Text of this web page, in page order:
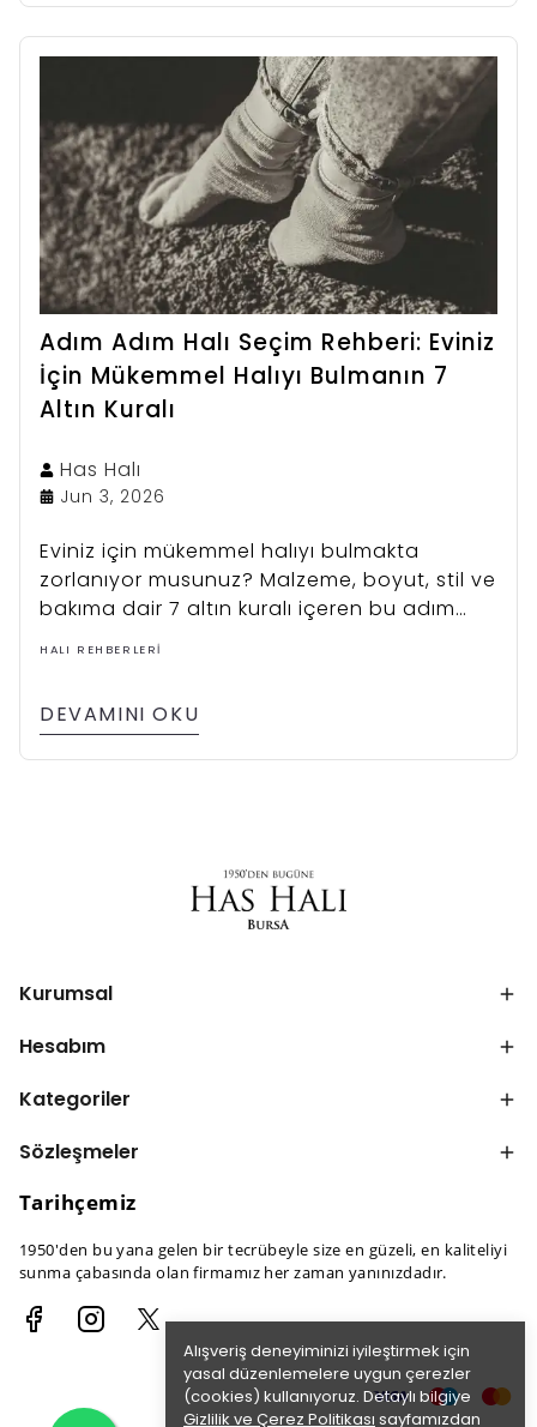
Alışveriş deneyiminizi iyileştirmek için
yasal düzenlemelere uygun çerezler
(cookies) kullanıyoruz. Detaylı bilgiye
Gizlilik ve Çerez Politikası sayfamızdan
Adım Adım Halı Seçim Rehberi: Eviniz
İçin Mükemmel Halıyı Bulmanın 7
Altın Kuralı
Has Halı
Jun 3, 2026
Eviniz için mükemmel halıyı bulmakta
zorlanıyor musunuz? Malzeme, boyut, stil ve
bakıma dair 7 altın kuralı içeren bu adım
adım halı seçim rehberi ile kararınızı
HALI REHBERLERI
DEVAMINI OKU
Kurumsal
Hesabım
Kategoriler
Sözleşmeler
Tarihçemiz
1950'den bu yana gelen bir tecrübeyle size en güzeli, en kaliteliyi
sunma çabasında olan firmamız her zaman yanınızdadır.